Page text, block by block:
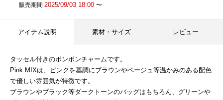
販売期間 2025/09/03 18:00〜
アイテム説明 素材・サイズ レビュー
タッセル付きのポンポンチャームです。
Pink MIXは、ピンクを基調にブラウンやベージュ等温かみのある配色
で優しい雰囲気が特徴です。
ブラウンやブラック等ダークトーンのバッグはもちろん、グリーンや